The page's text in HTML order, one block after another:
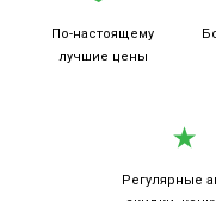
По-настоящему
лучшие цены
Регулярные